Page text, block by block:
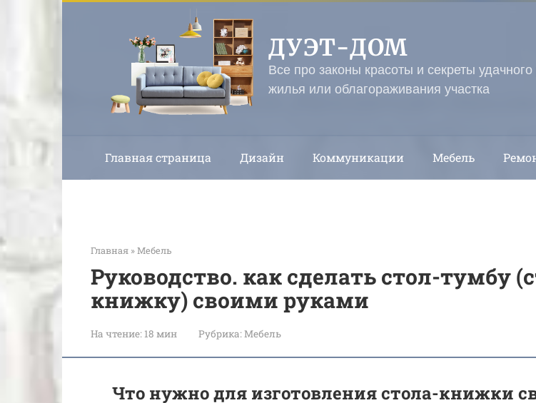
ДУЭТ-ДОМ
Все про законы красоты и секреты
жилья или облагораживания участка
Главная страница Дизайн Коммуникации Мебель
Главная »Мебель
Руководство. как сделать стол-тумбу
книжку) своими руками
На чтение: 18 мин Рубрика:Мебель
Что нужно для изготовления стола-книжки